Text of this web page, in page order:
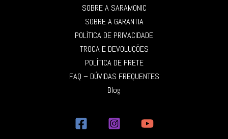
SOBRE A SARAMONIC
SOBRE A GARANTIA
POLÍTICA DE PRIVACIDADE
TROCA E DEVOLUÇÕES
POLÍTICA DE FRETE
FAQ – DÚVIDAS FREQUENTES
Blog